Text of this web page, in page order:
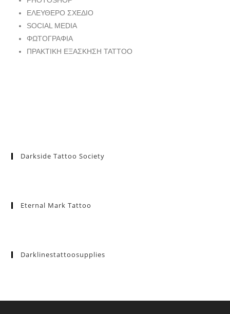
ΕΛΕΥΘΕΡΟ ΣΧΕΔΙΟ
SOCIAL MEDIA
ΦΩΤΟΓΡΑΦΙΑ
ΠΡΑΚΤΙΚΗ ΕΞΑΣΚΗΣΗ TATTOO
Darkside Tattoo Society
Eternal Mark Tattoo
Darklinestattoosupplies